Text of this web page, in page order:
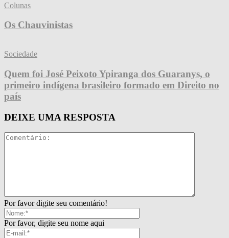
Colunas
Os Chauvinistas
Sociedade
Quem foi José Peixoto Ypiranga dos Guaranys, o
primeiro indígena brasileiro formado em Direito no
país
DEIXE UMA RESPOSTA
Por favor digite seu comentário!
Por favor, digite seu nome aqui